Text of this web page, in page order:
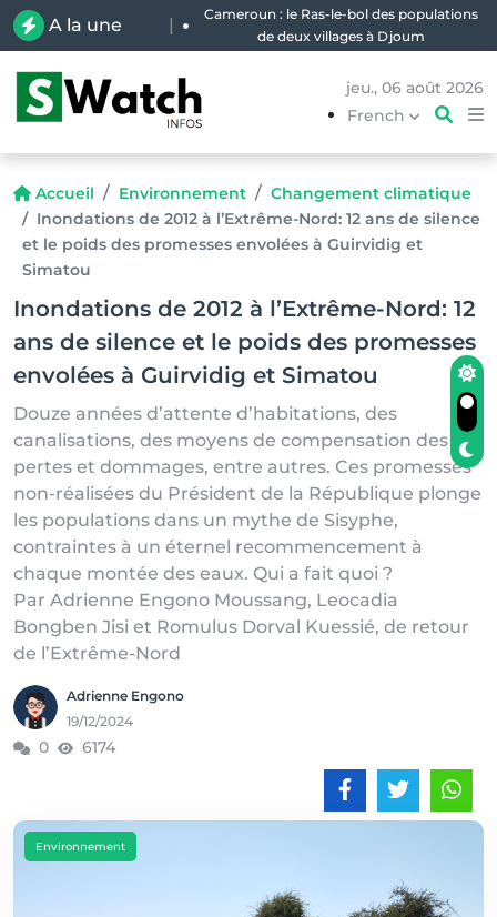
A la une |
Forêt : Permis politiques, clientélisme et
illégalités, qui profite de l’exploitation
jeu., 06 août 2026
French
Accueil Environnement
Changement climatique
Inondations de 2012 à l’Extrême-Nord: 12 ans de silence
et le poids des promesses envolées à Guirvidig et
Simatou
Inondations de 2012 à l’Extrême-Nord: 12
ans de silence et le poids des promesses
envolées à Guirvidig et Simatou
Douze années d’attente d’habitations, des
canalisations, des moyens de compensation des
pertes et dommages, entre autres. Ces promesses
non-réalisées du Président de la République plonge
les populations dans un mythe de Sisyphe,
contraintes à un éternel recommencement à
chaque montée des eaux. Qui a fait quoi ?
Par Adrienne Engono Moussang, Leocadia
Bongben Jisi et Romulus Dorval Kuessié, de retour
de l’Extrême-Nord
Adrienne Engono
19/12/2024
0 6174
Environnement